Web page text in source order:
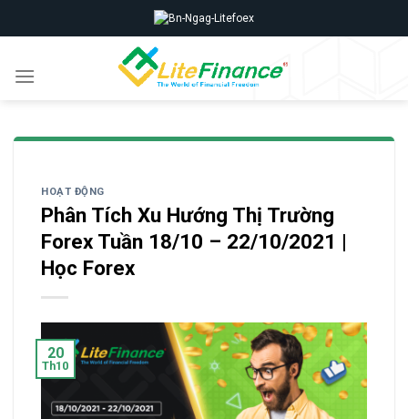
to
HOẠT ĐỘNG
Phân Tích Xu Hướng Thị Trường
Forex Tuần 18/10 – 22/10/2021 |
Học Forex
20
Th10